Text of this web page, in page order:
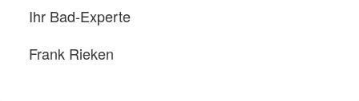
Ihr Bad-Experte
Frank Rieken